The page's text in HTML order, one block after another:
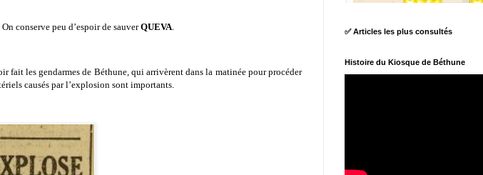
conserve peu d’espoir de sauverQUEVA.
fait les gendarmes de Béthune, qui arrivèrent dans la matinée pour procéder
causés par l’explosion sont importants.
✅ Articles les plus consultés
Histoire du Kiosque de Béthune